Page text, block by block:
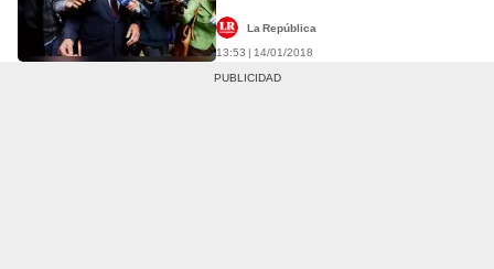
La República
13:53 | 14/01/2018